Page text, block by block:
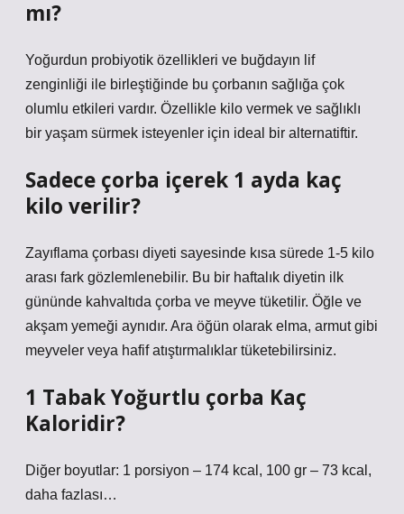
mı?
Yoğurdun probiyotik özellikleri ve buğdayın lif
zenginliği ile birleştiğinde bu çorbanın sağlığa çok
olumlu etkileri vardır. Özellikle kilo vermek ve sağlıklı
bir yaşam sürmek isteyenler için ideal bir alternatiftir.
Sadece çorba içerek 1 ayda kaç
kilo verilir?
Zayıflama çorbası diyeti sayesinde kısa sürede 1-5 kilo
arası fark gözlemlenebilir. Bu bir haftalık diyetin ilk
gününde kahvaltıda çorba ve meyve tüketilir. Öğle ve
akşam yemeği aynıdır. Ara öğün olarak elma, armut gibi
meyveler veya hafif atıştırmalıklar tüketebilirsiniz.
1 Tabak Yoğurtlu çorba Kaç
Kaloridir?
Diğer boyutlar: 1 porsiyon – 174 kcal, 100 gr – 73 kcal,
daha fazlası…